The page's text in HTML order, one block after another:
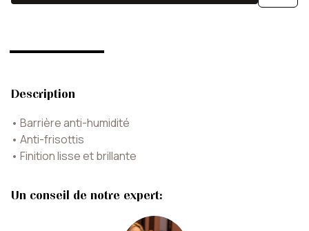
Description
• Barrière anti-humidité
• Anti-frisottis
• Finition lisse et brillante
Un conseil de notre expert: